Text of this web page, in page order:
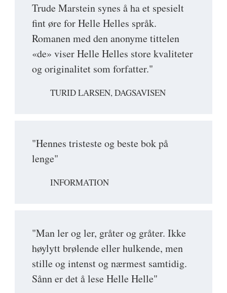
Trude Marstein synes å ha et spesielt
fint øre for Helle Helles språk.
Romanen med den anonyme tittelen
«de» viser Helle Helles store kvaliteter
og originalitet som forfatter."
TURID LARSEN, DAGSAVISEN
"Hennes tristeste og beste bok på
lenge"
INFORMATION
"Man ler og ler, gråter og gråter. Ikke
høylytt brølende eller hulkende, men
stille og intenst og nærmest samtidig.
Sånn er det å lese Helle Helle"